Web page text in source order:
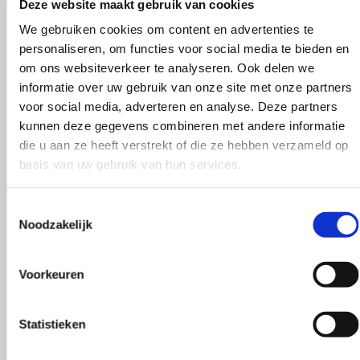
Deze website maakt gebruik van cookies
We gebruiken cookies om content en advertenties te
personaliseren, om functies voor social media te bieden en
om ons websiteverkeer te analyseren. Ook delen we
informatie over uw gebruik van onze site met onze partners
voor social media, adverteren en analyse. Deze partners
kunnen deze gegevens combineren met andere informatie
die u aan ze heeft verstrekt of die ze hebben verzameld op
basis van uw gebruik van hun services.
Noodzakelijk
Voorkeuren
Statistieken